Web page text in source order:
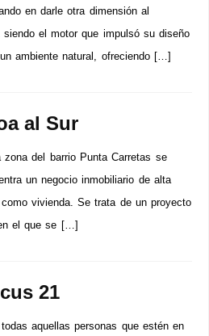
en darle otra dimensión al
el motor que impulsó su diseño
ambiente natural, ofreciendo […]
al Sur
zona del barrio Punta Carretas se
un negocio inmobiliario de alta
vivienda. Se trata de un proyecto
el que se […]
21
todas aquellas personas que estén en